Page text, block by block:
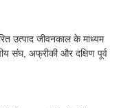
उत्पाद जीवनकाल के माध्यम
संघ, अफ्रीकी और दक्षिण पूर्व